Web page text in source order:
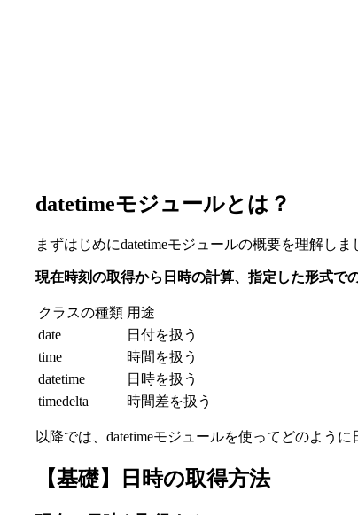
datetimeモジュールとは？
まずはじめにdatetimeモジュールの概要を理解し
現在時刻の取得から日時の計算、指定した形式で
クラスの種類 用途
date
日付を扱う
time
時間を扱う
datetime
日時を扱う
timedelta
時間差を扱う
以降では、datetimeモジュールを使ってどのよう
【基礎】日時の取得方法